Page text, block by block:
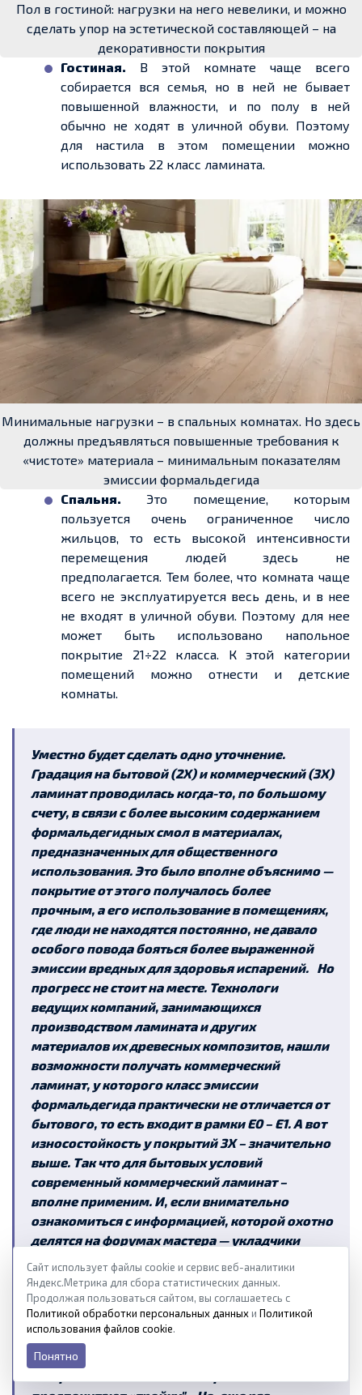
Пол в гостиной: нагрузки на него невелики, и можно
сделать упор на эстетической составляющей – на
декоративности покрытия
Гостиная. В этой комнате чаще всего
собирается вся семья, но в ней не бывает
повышенной влажности, и по полу в ней
обычно не ходят в уличной обуви. Поэтому
для настила в этом помещении можно
использовать 22 класс ламината.
Минимальные нагрузки – в спальных комнатах. Но здесь
должны предъявляться повышенные требования к
«чистоте» материала – минимальным показателям
эмиссии формальдегида
Спальня. Это помещение, которым
пользуется очень ограниченное число
жильцов, то есть высокой интенсивности
перемещения людей здесь не
предполагается. Тем более, что комната чаще
всего не эксплуатируется весь день, и в нее
не входят в уличной обуви. Поэтому для нее
может быть использовано напольное
покрытие 21÷22 класса. К этой категории
помещений можно отнести и детские
комнаты.
Уместно будет сделать одно уточнение.
Градация на бытовой (2Х) и коммерческий (3Х)
ламинат проводилась когда-то, по большому
счету, в связи с более высоким содержанием
формальдегидных смол в материалах,
предназначенных для общественного
использования. Это было вполне объяснимо —
покрытие от этого получалось более
прочным, а его использование в помещениях,
где люди не находятся постоянно, не давало
особого повода бояться более выраженной
эмиссии вредных для здоровья испарений. Но
прогресс не стоит на месте. Технологи
ведущих компаний, занимающихся
производством ламината и других
материалов их древесных композитов, нашли
возможности получать коммерческий
ламинат, у которого класс эмиссии
формальдегида практически не отличается от
бытового, то есть входит в рамкиЕ0 – Е1. А вот
износостойкость у покрытий3Х– значительно
выше. Так что для бытовых условий
современный коммерческий ламинат –
вполне применим. И, если внимательно
ознакомиться с информацией, которой охотно
делятся на форумахмастера — укладчики
полов,
практически
универсальным
материалом для жилых домов и квартир
становится ламинат 32 класса. Кстати,
большинство производителей и вовсе изъяло
из ассортимента выпускаемой продукции
ламинат 2Х - в связи с малой
Сайт использует файлы cookie и сервис веб-аналитики
Яндекс.Метрика для сбора статистических данных.
Продолжая пользоваться сайтом, вы соглашаетесь с
Политикой обработки персональных данных и Политикой
использования файлов cookie.
Понятно